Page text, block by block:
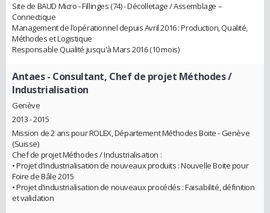
Site de BAUD Micro - Fillinges (74) - Décolletage / Assemblage –
Connectique
Management de l’opérationnel depuis Avril 2016 : Production, Qualité,
Méthodes et Logistique
Responsable Qualité jusqu'à Mars 2016 (10 mois)
Antaes- Consultant, Chef de projet Méthodes /
Industrialisation
Genève
2013 - 2015
Mission de 2 ans pour ROLEX, Département Méthodes Boite - Genève
(Suisse)
Chef de projet Méthodes / Industrialisation :
• Projet d’industrialisation de nouveaux produits : Nouvelle Boite pour
Foire de Bâle 2015
• Projet d’industrialisation de nouveaux procédés : Faisabilité, définition
et validation